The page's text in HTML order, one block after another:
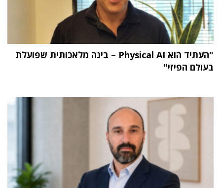
"העתיד הוא Physical AI – בינה מלאכותית שפועלת
בעולם הפיזי"